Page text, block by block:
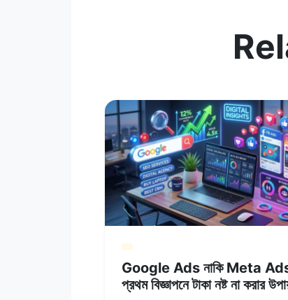
Google Ads নাকি Meta
প্রথম বিজ্ঞাপনে টাকা নষ্ট না করার